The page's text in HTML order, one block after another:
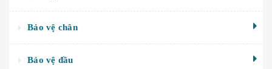
Bảo vệ chân
Bảo vệ đầu